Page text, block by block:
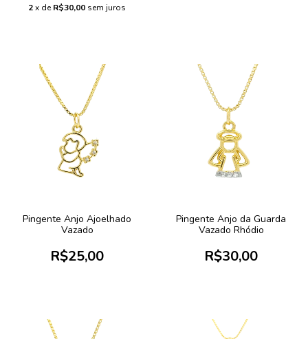
2x deR$30,00 sem juros
Pingente Anjo Ajoelhado
Vazado
R$25,00
Pingente Anjo da Guarda
Vazado Rhódio
R$30,00